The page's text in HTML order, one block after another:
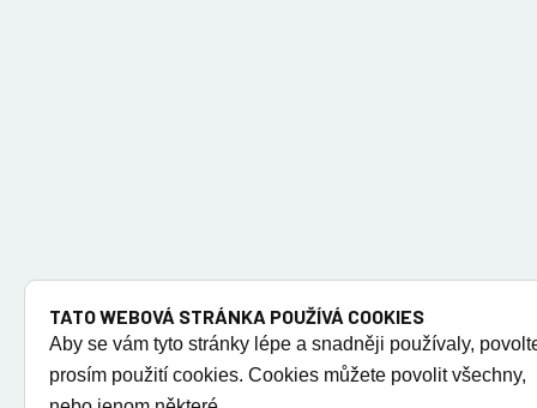
TATO WEBOVÁ STRÁNKA POUŽÍVÁ COOKIES
Aby se vám tyto stránky lépe a snadněji používaly,
prosím použití cookies. Cookies můžete povolit všechny,